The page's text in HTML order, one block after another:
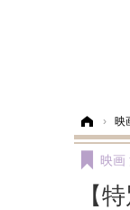
› 映
【
映画